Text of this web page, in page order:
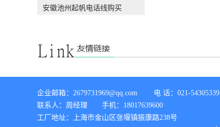
者来讲，某标称截面的导体截
要求，即直流电阻是否满足标
准要求。当今随着导体材料生
已经得到普遍应用，铜导体材
料电阻率足以保证用小于标称
直径铜丝能满足对应规格直流
电阻的要求。 综上所述：目前
理的**认证机构。CQC是中国
经验，各项业务均成果卓著，
认证客户数量居全国认证机构
过简单的介绍，我们相信CQC
的。下面进入主题，看看这份
报告都解释了哪些内容。 电缆
导体的【标称】截面积标称截
安徽池州起帆电话线购买
企业邮箱：2679731969@qq.com        电 话：021-54305339
联系人：周经理       手机：18017639600
工厂地址：上海市金山区张堰镇振康路238号